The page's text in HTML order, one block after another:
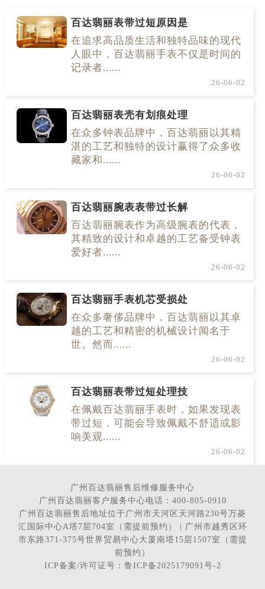
百达翡丽表带过短原因是
在追求高品质生活和独特品味的现代
人眼中，百达翡丽手表不仅是时间的
记录者......
26-06-02
百达翡丽表壳有划痕处理
在众多钟表品牌中，百达翡丽以其精
湛的工艺和独特的设计赢得了众多收
藏家和......
26-06-02
百达翡丽腕表表带过长解
百达翡丽腕表作为高级腕表的代表，
其精致的设计和卓越的工艺备受钟表
爱好者......
26-06-02
百达翡丽手表机芯受损处
在众多奢侈品牌中，百达翡丽以其卓
越的工艺和精密的机械设计闻名于
世。然而......
26-06-02
百达翡丽表带过短处理技
在佩戴百达翡丽手表时，如果发现表
带过短，可能会导致佩戴不舒适或影
响美观......
26-06-02
广州百达翡丽售后维修服务中心
广州百达翡丽客户服务中心电话：400-805-0910
广州百达翡丽售后地址位于广州市天河区天河路230号万菱
汇国际中心A塔7层704室（需提前预约） | 广州市越秀区环
市东路371-375号世界贸易中心大厦南塔15层1507室（需提
前预约）
ICP备案/许可证号：鲁ICP备2025179091号-2